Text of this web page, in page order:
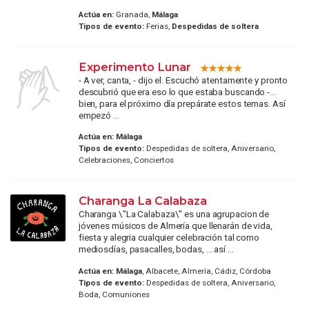
Actúa en:Granada, Málaga
Tipos de evento:Ferias, Despedidas de soltera
Experimento Lunar
- A ver, canta, - dijo el. Escuchó atentamente y pronto
descubrió que era eso lo que estaba buscando -…
bien, para el próximo día prepárate estos temas. Así
empezó ...
Actúa en: Málaga
Tipos de evento:Despedidas de soltera, Aniversario,
Celebraciones, Conciertos
Charanga La Calabaza
Charanga \"La Calabaza\" es una agrupacion de
jóvenes músicos de Almería que llenarán de vida,
fiesta y alegria cualquier celebración tal como
mediosdías, pasacalles, bodas, ....así ...
Actúa en: Málaga, Albacete, Almería, Cádiz, Córdoba
Tipos de evento:Despedidas de soltera, Aniversario,
Boda, Comuniones